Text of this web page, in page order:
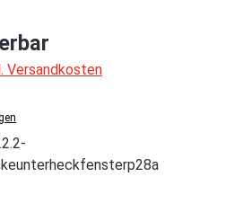
Versandkosten